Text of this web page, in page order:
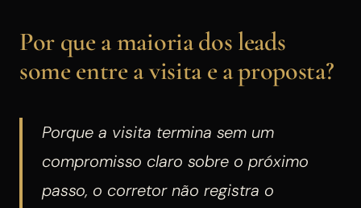
Por que a maioria dos leads
some entre a visita e a proposta?
Porque a visita termina sem um
compromisso claro sobre o próximo
passo, o corretor não registra o